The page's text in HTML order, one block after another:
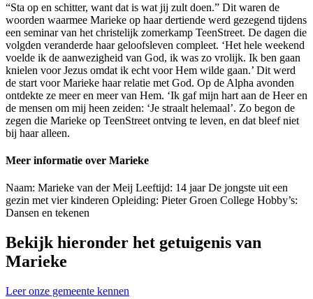
“Sta op en schitter, want dat is wat jij zult doen.” Dit waren de
woorden waarmee Marieke op haar dertiende werd gezegend tijdens
een seminar van het christelijk zomerkamp TeenStreet. De dagen die
volgden veranderde haar geloofsleven compleet. ‘Het hele weekend
voelde ik de aanwezigheid van God, ik was zo vrolijk. Ik ben gaan
knielen voor Jezus omdat ik echt voor Hem wilde gaan.’ Dit werd
de start voor Marieke haar relatie met God. Op de Alpha avonden
ontdekte ze meer en meer van Hem. ‘Ik gaf mijn hart aan de Heer en
de mensen om mij heen zeiden: ‘Je straalt helemaal’. Zo begon de
zegen die Marieke op TeenStreet ontving te leven, en dat bleef niet
bij haar alleen.
Meer informatie over Marieke
Naam: Marieke van der Meij Leeftijd: 14 jaar De jongste uit een
gezin met vier kinderen Opleiding: Pieter Groen College Hobby’s:
Dansen en tekenen
Bekijk hieronder het getuigenis van
Marieke
Leer onze gemeente kennen